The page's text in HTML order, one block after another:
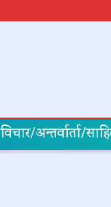
विचार/अन्तर्वार्ता/